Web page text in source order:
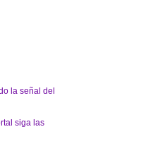
la señal del
siga las